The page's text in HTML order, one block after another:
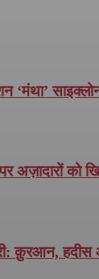
‘मंथा’
अज़ादारों को
क़ुरआन,